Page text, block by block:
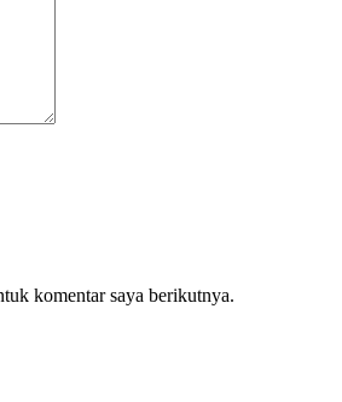
komentar saya berikutnya.